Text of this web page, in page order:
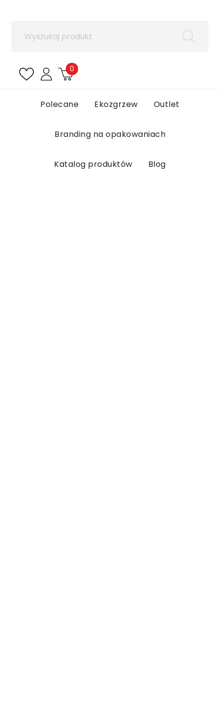
0
Polecane Ekozgrzew Outlet
Branding na opakowaniach
Katalog produktów Blog
Aby zapisać produkty na liście ulubionych, musisz
Anuluj Zaloguj się